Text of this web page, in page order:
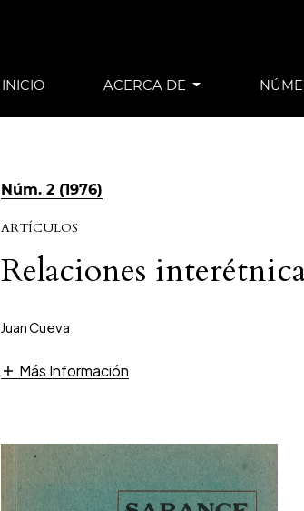
INICIO ACERCA DE
Núm. 2 (1976)
ARTÍCULOS
Relaciones
Juan Cueva
Más Información